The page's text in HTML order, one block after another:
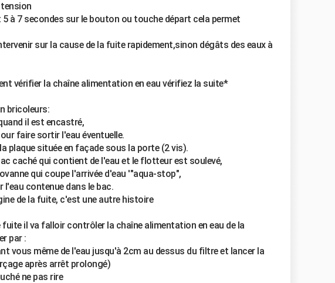
à 7 secondes sur le bouton ou touche départ cela permet
sur la cause de la fuite rapidement,sinon dégâts des eaux à
vérifier la chaîne alimentation en eau vérifiez la suite*
bricoleurs:
il est encastré,
faire sortir l'eau éventuelle.
plaque située en façade sous la porte (2 vis).
caché qui contient de l'eau et le flotteur est soulevé,
qui coupe l'arrivée d'eau '"aqua-stop",
l'eau contenue dans le bac.
de la fuite, c'est une autre histoire
fuite il va falloir contrôler la chaîne alimentation en eau de la
par :
vous même de l'eau jusqu'à 2cm au dessus du filtre et lancer la
après arrêt prolongé)
ne pas rire